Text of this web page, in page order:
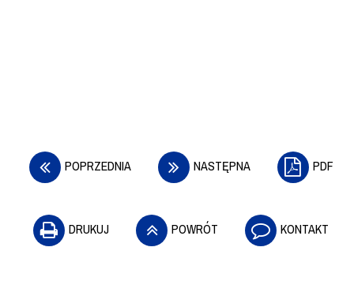
POPRZEDNIA NASTĘPNA PDF
DRUKUJ POWRÓT KONTAKT